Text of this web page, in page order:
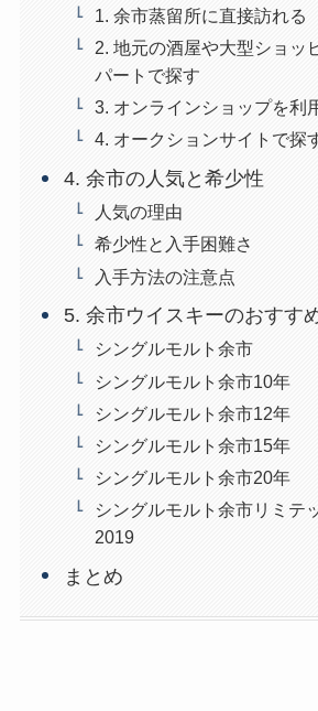
1. 余市蒸留所に直接訪れる
2. 地元の酒屋や大型ショッ
パートで探す
3. オンラインショップを利
4. オークションサイトで探
4. 余市の人気と希少性
人気の理由
希少性と入手困難さ
入手方法の注意点
5. 余市ウイスキーのおすす
シングルモルト余市
シングルモルト余市10年
シングルモルト余市12年
シングルモルト余市15年
シングルモルト余市20年
シングルモルト余市リミテ
2019
まとめ